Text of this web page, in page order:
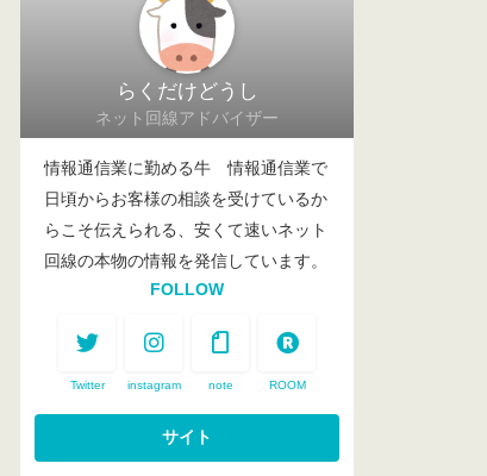
らくだけどうし
ネット回線アドバイザー
情報通信業に勤める牛 情報通信業で
日頃からお客様の相談を受けているか
らこそ伝えられる、安くて速いネット
回線の本物の情報を発信しています。
FOLLOW
Twitter instagram note ROOM